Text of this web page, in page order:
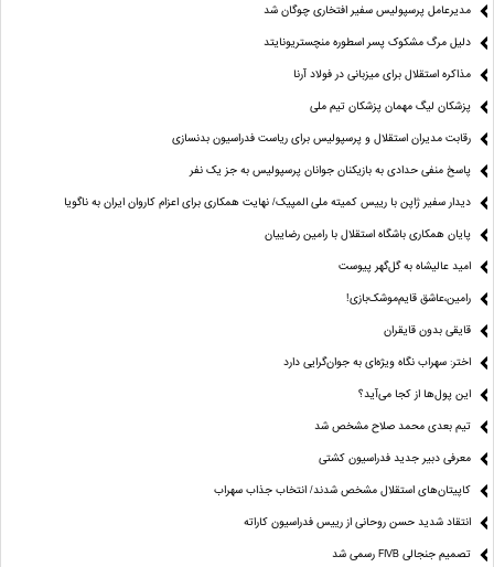
مدیرعامل پرسپولیس سفیر افتخاری چوگان شد
دلیل مرگ مشکوک پسر اسطوره منچستریونایتد
مذاکره استقلال برای میزبانی در فولاد آرنا
پزشکان لیگ مهمان پزشکان تیم ملی
رقابت مدیران استقلال و پرسپولیس برای ریاست فدراسیون بدنسازی
پاسخ منفی حدادی به بازیکنان جوانان پرسپولیس به جز یک نفر
دیدار سفیر ژاپن با رییس کمیته ملی المپیک/ نهایت همکاری برای اعزام کاروان ایران به ناگویا
پایان همکاری باشگاه استقلال با رامین رضاییان
امید عالیشاه به گل‌گهر پیوست
رامین،عاشق قایم‌موشک‌بازی!
قایقی بدون قایقران
اختر: سهراب نگاه ویژه‌ای به جوان‌گرایی دارد
این پول‌ها از کجا می‌آید؟
تیم بعدی محمد صلاح مشخص شد
معرفی دبیر جدید فدراسیون کشتی
کاپیتان‌های استقلال مشخص شدند/ انتخاب جذاب سهراب
انتقاد شدید حسن روحانی از رییس فدراسیون کاراته
تصمیم جنجالی FIVB رسمی شد